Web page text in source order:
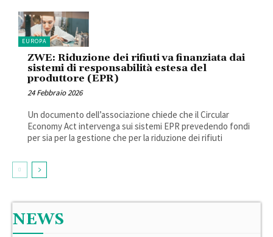
EUROPA
ZWE: Riduzione dei rifiuti va finanziata dai
sistemi di responsabilità estesa del
produttore (EPR)
24 Febbraio 2026
Un documento dell’associazione chiede che il Circular
Economy Act intervenga sui sistemi EPR prevedendo fondi
per sia per la gestione che per la riduzione dei rifiuti
NEWS